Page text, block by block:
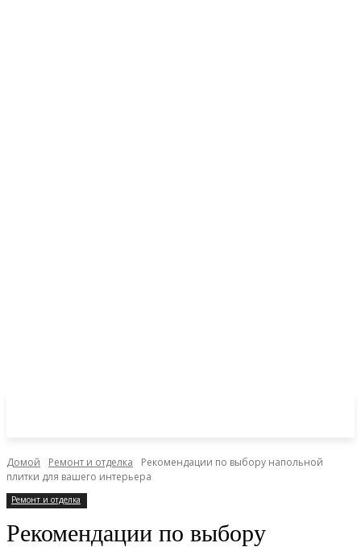
Домой Ремонт и отделка
Рекомендации по выбору напольной
плитки для вашего интерьера
Ремонт и отделка
Рекомендации по выбору